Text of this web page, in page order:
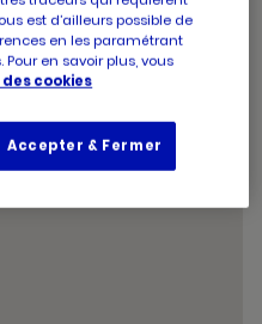
09:00-20:00
09:00 -20:00
09:00-12:40
Voir tous les horaires
horaires
est d’ailleurs possible de
en les paramétrant
en savoir plus, vous
cookies
Accepter & Fermer